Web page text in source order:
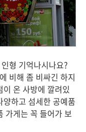
형 기억나시나요?
비해 좀 비싸긴 하지
온 사방에 깔려있
하고 섬세한 공예품
가게는 꼭 들어가 보